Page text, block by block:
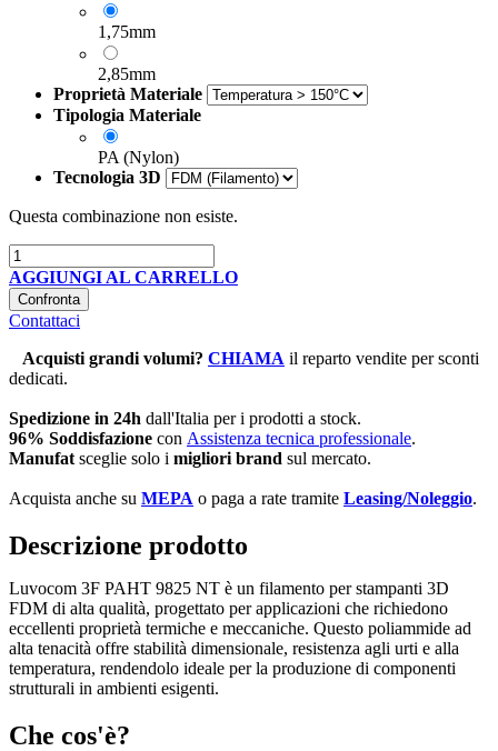
1,75mm
2,85mm
Proprietà Materiale
Tipologia Materiale
PA (Nylon)
Tecnologia 3D
Questa combinazione non esiste.
AGGIUNGI AL CARRELLO
Confronta
Contattaci
Acquisti grandi volumi? CHIAMA il reparto vendite per sconti
dedicati.
Spedizione in 24h dall'Italia per i prodotti a stock.
96% Soddisfazione con Assistenza tecnica professionale.
Manufat sceglie solo i migliori brand sul mercato.
Acquista anche su MEPA o paga a rate tramite Leasing/Noleggio.
Descrizione prodotto
Luvocom 3F PAHT 9825 NT è un filamento per stampanti 3D
FDM di alta qualità, progettato per applicazioni che richiedono
eccellenti proprietà termiche e meccaniche. Questo poliammide ad
alta tenacità offre stabilità dimensionale, resistenza agli urti e alla
temperatura, rendendolo ideale per la produzione di componenti
strutturali in ambienti esigenti.
Che cos'è?